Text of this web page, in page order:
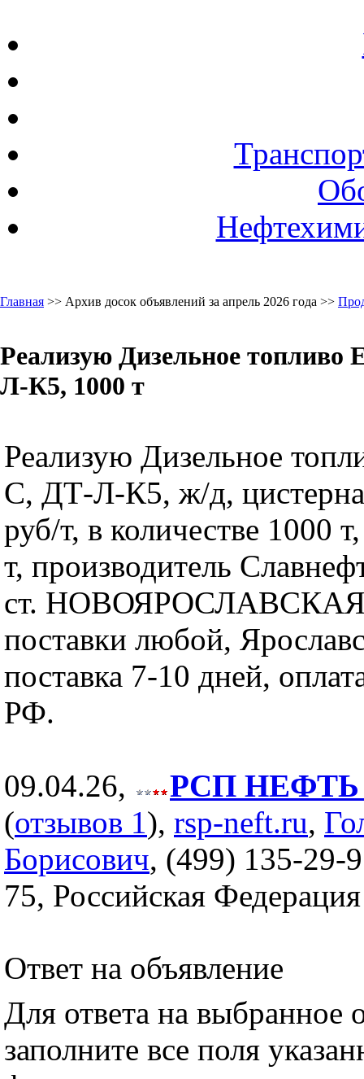
Главная >> Архив досок объявлений за апрель 2026 года >>
Реализую Дизельное
Л-К5, 1000 т
Реализую Дизельное
C, ДТ-Л-К5, ж/д,
руб/т, в количестве 1000
т, производитель
ст. НОВОЯРОСЛАВСКАЯ,
поставки любой,
поставка 7-10 дней,
РФ.
09.04.26,
РСП НЕФТЬ
(отзывов 1), rsp-neft.ru,
Борисович, (499) 135-29-
75, Российская Федерация
Ответ на объявление
Для ответа на выбранное
заполните все поля